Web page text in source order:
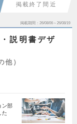
掲載終了間近
掲載期間 26/08/06～26/08/19
説明書デザ
他）
ン部
た